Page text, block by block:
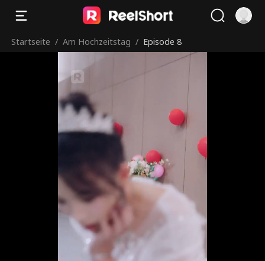
Startseite / Am Hochzeitstag / Episode 8